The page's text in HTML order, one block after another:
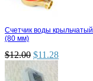
Счетчик воды
(80 мм)
$12.00 $11.28